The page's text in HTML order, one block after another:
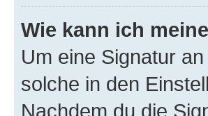
Wie kann ich
Um eine Signatur
solche in den
Nachdem du die